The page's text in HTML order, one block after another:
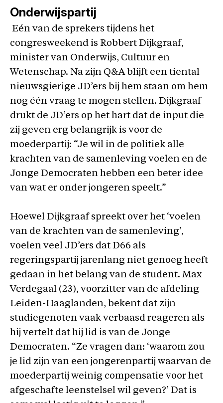
Onderwijspartij
Eén van de sprekers tijdens het
congresweekend is Robbert Dijkgraaf,
minister van Onderwijs, Cultuur en
Wetenschap. Na zijn Q&A blijft een tiental
nieuwsgierige JD’ers bij hem staan om hem
nog één vraag te mogen stellen. Dijkgraaf
drukt de JD’ers op het hart dat de input die
zij geven erg belangrijk is voor de
moederpartij: “Je wil in de politiek alle
krachten van de samenleving voelen en de
Jonge Democraten hebben een beter idee
van wat er onder jongeren speelt.”
Hoewel Dijkgraaf spreekt over het ‘voelen
van de krachten van de samenleving’,
voelen veel JD’ers dat D66 als
regeringspartij jarenlang niet genoeg heeft
gedaan in het belang van de student. Max
Verdegaal (23), voorzitter van de afdeling
Leiden-Haaglanden, bekent dat zijn
studiegenoten vaak verbaasd reageren als
hij vertelt dat hij lid is van de Jonge
Democraten. “Ze vragen dan: ‘waarom zou
je lid zijn van een jongerenpartij waarvan de
moederpartij weinig compensatie voor het
afgeschafte leenstelsel wil geven?’ Dat is